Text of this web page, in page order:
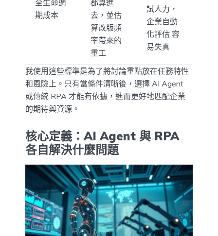
全生命週
期成本
都算進
去，並估
算改版頻
率帶來的
重工
試人力，
企業自動
化評估 容
易失真
我使用這些標準是為了將討論重點放在任務特性
和風險上。只有當條件清晰後，選擇 AI Agent
或傳統 RPA 才能有依據，進而更好地匹配企業
的期待與資源。
核心定義：AI Agent 與 RPA
各自解決什麼問題